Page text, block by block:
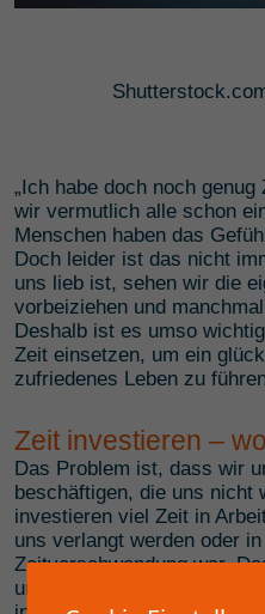
„Ich habe doch noch
wir vermutlich alle schon
Menschen haben das
Doch leider ist das nicht
uns lieb ist, sehen wir die
vorbeiziehen und
Deshalb ist es umso
Zeit einsetzen, um ein
zufriedenes Leben zu
Zeit investieren –
Das Problem ist, dass wir
beschäftigen, die uns nicht
investieren viel Zeit in
uns verlangt werden oder
Zeitverschwendung war.
uns übrigbleibt, also die